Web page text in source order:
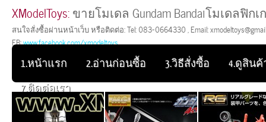
XModelToys: ขายโมเดล Gundam Bandaiโมเดลฟิ
สนใจสั่งซื้อผ่านหน้าเว็บ หรือติดต่อ: Tel: 083-0664330 , Email:
FB:www.facebook.com/xmodeltoys
1.หน้าแรก 2.อ่านก่อนซื้อ 3.วิธีสั่งซื้อ
4.ดูสิน
7.ติดต่อเรา